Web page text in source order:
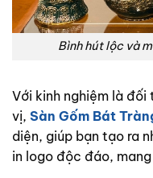
Bình hút lộc và
Với kinh nghiệm là
vị, Sàn Gốm Bát
diện, giúp bạn tạo ra
in logo độc đáo,